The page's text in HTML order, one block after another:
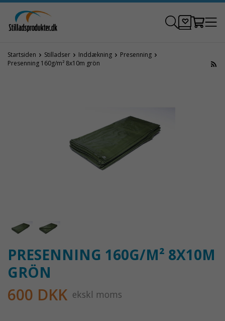
Startsiden Stilladser Inddækning
Presenning
Presenning 160g/m² 8x10m grön
PRESENNING 160G/M² 8X10M
GRÖN
600 DKK ekskl moms